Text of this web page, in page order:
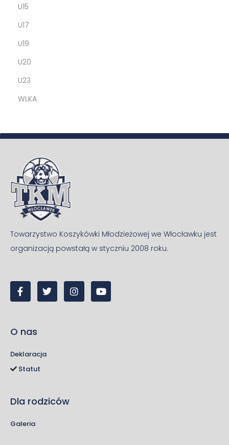
U15
U17
U19
U20
U23
WLKA
Towarzystwo Koszykówki Młodzieżowej we Włocławku jest
organizacją powstałą w styczniu 2008 roku.
O nas
Deklaracja
Statut
Dla rodziców
Galeria